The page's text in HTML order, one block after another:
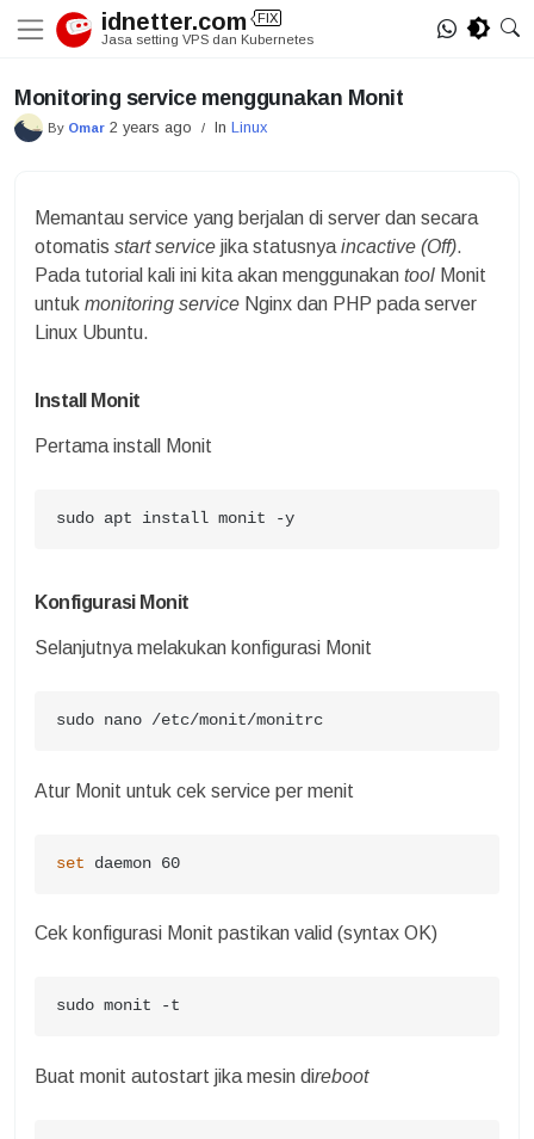
idnetter.com FIX
Jasa setting VPS dan Kubernetes
Monitoring service menggunakan Monit
By Omar 2 years ago / In Linux
Memantau service yang berjalan di server dan secara
otomatis start service jika statusnya incactive (Off).
Pada tutorial kali ini kita akan menggunakan tool Monit
untuk monitoring service Nginx dan PHP pada server
Linux Ubuntu.
Install Monit
Pertama install Monit
sudo apt install monit -y
Konfigurasi Monit
Selanjutnya melakukan konfigurasi Monit
sudo nano /etc/monit/monitrc
Atur Monit untuk cek service per menit
set daemon 60
Cek konfigurasi Monit pastikan valid (syntax OK)
sudo monit -t
Buat monit autostart jika mesin direboot